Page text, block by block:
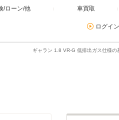
/ローン/他 車買取
ログイン
ギャラン 1.8 VR-G 低排出ガス仕様の